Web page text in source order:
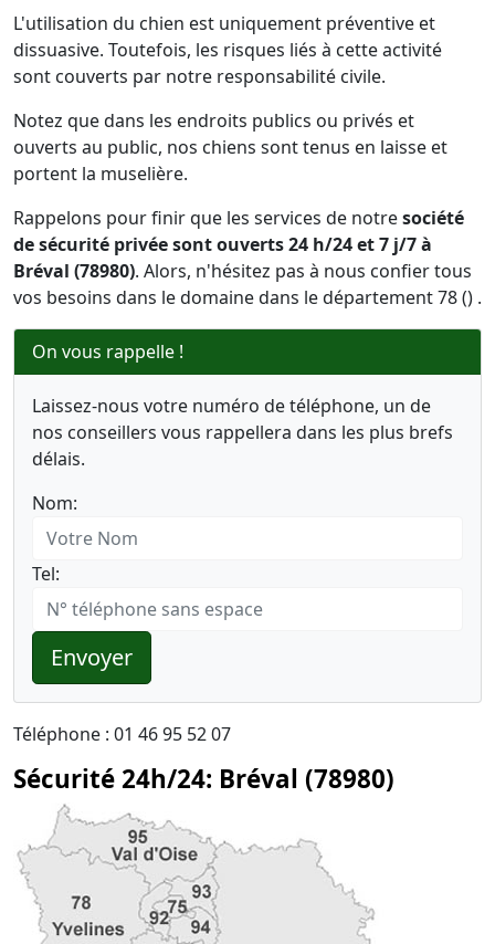
L'utilisation du chien est uniquement préventive et
dissuasive. Toutefois, les risques liés à cette activité
sont couverts par notre responsabilité civile.
Notez que dans les endroits publics ou privés et
ouverts au public, nos chiens sont tenus en laisse et
portent la muselière.
Rappelons pour finir que les services de notresociété
de sécurité privée sont ouverts 24 h/24 et 7 j/7 à
Bréval (78980). Alors, n'hésitez pas à nous confier tous
vos besoins dans le domaine dans le département 78 () .
On vous rappelle !
Laissez-nous votre numéro de téléphone, un de
nos conseillers vous rappellera dans les plus brefs
délais.
Nom:
Tel:
Envoyer
Téléphone : 01 46 95 52 07
Sécurité 24h/24: Bréval (78980)